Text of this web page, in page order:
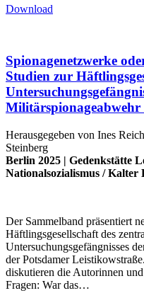
Download
Spionagenetzwerke
Studien zur
Militärspionageabwehr
Herausgegeben von Ines
Steinberg
Berlin 2025 | Gedenkstätte
Nationalsozialismus /Kalter
Der Sammelband präsentiert
Häftlingsgesellschaft des
Untersuchungsgefängnisses
der Potsdamer
diskutieren die Autorinnen
Fragen: War das…